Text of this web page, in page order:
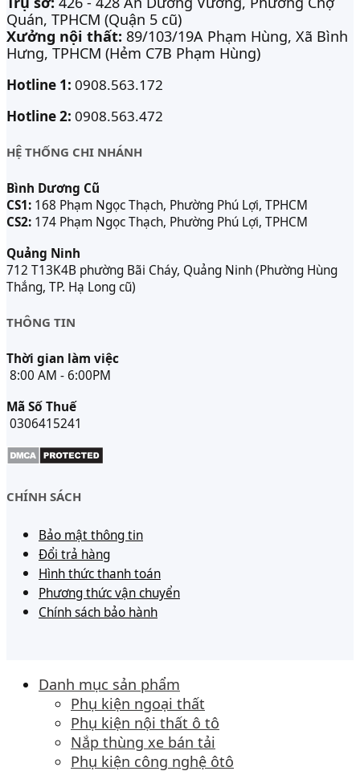
Quán, TPHCM (Quận 5 cũ)
Xưởng nội thất: 89/103/19A Phạm Hùng, Xã Bình
Hưng, TPHCM (Hẻm C7B Phạm Hùng)
Hotline 1: 0908.563.172
Hotline 2: 0908.563.472
HỆ THỐNG CHI NHÁNH
Bình Dương Cũ
CS1: 168 Phạm Ngọc Thạch, Phường Phú Lợi, TPHCM
CS2: 174 Phạm Ngọc Thạch, Phường Phú Lợi, TPHCM
Quảng Ninh
712 T13K4B phường Bãi Cháy, Quảng Ninh (Phường Hùng
Thắng, TP. Hạ Long cũ)
THÔNG TIN
Thời gian làm việc
8:00 AM - 6:00PM
Mã Số Thuế
0306415241
CHÍNH SÁCH
Bảo mật thông tin
Đổi trả hàng
Hình thức thanh toán
Phương thức vận chuyển
Chính sách bảo hành
Danh mục sản phẩm
Phụ kiện ngoại thất
Phụ kiện nội thất ô tô
Nắp thùng xe bán tải
Phụ kiện công nghệ ôtô